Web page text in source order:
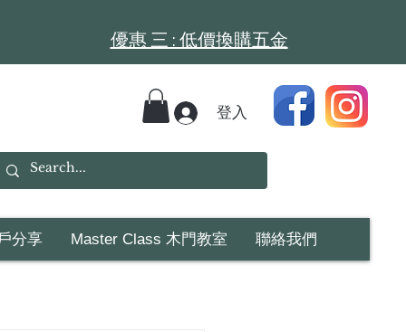
​​優惠 三 : 低價換購五金
登入
分享 Master Class 木門教室 聯絡我們